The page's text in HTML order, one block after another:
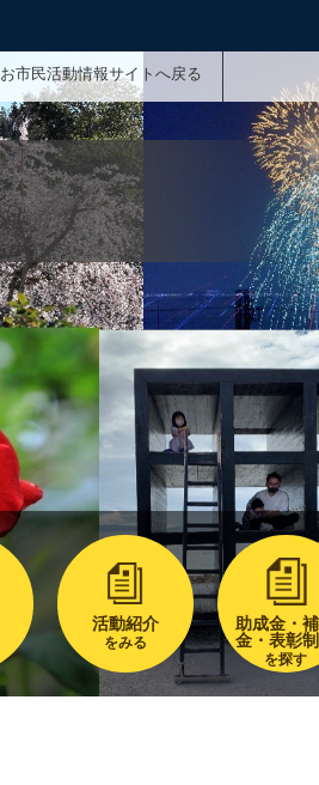
市民活動情報サイトへ戻る
活動紹介
をみる
助成金・
金・表彰
を探す